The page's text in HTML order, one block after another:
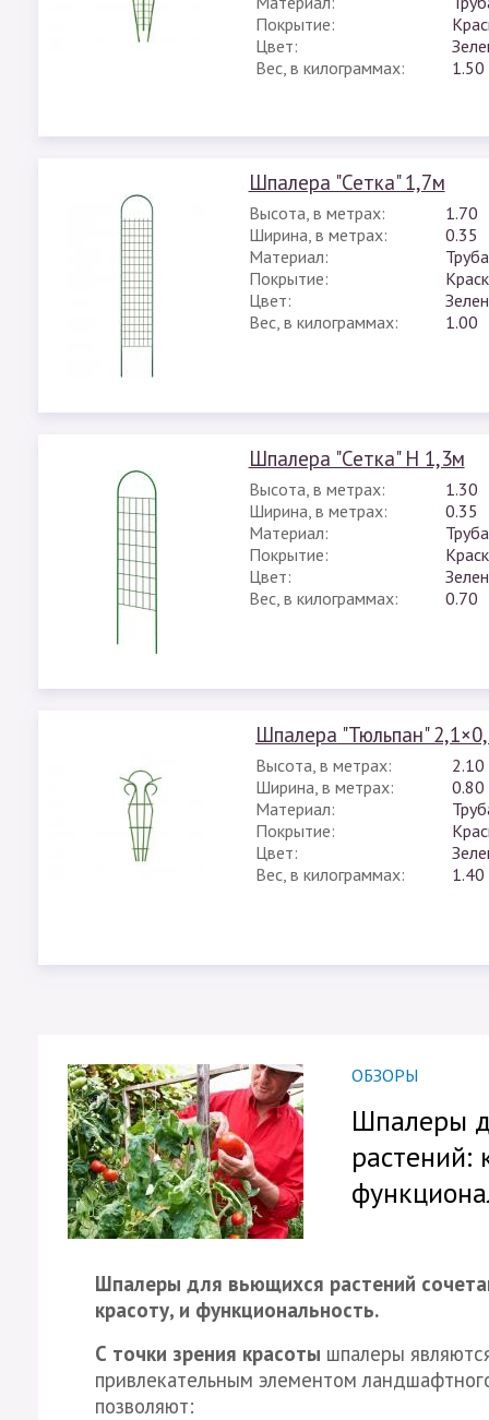
Покрытие:
Цвет:
Вес, в килограммах:
1.50
Шпалера "Сетка" 1,7м
Высота, в метрах:
1.70
Ширина, в метрах:
0.35
Материал:
Покрытие:
Цвет:
Вес, в килограммах:
1.00
Шпалера "Сетка" H 1,3м
Высота, в метрах:
1.30
Ширина, в метрах:
0.35
Материал:
Покрытие:
Цвет:
Вес, в килограммах:
0.70
Шпалера "Тюльпан"
Высота, в метрах:
2.10
Ширина, в метрах:
0.80
Материал:
Покрытие:
Цвет:
Вес, в килограммах:
1.40
ОБЗОРЫ
Шпалеры
растений:
Шпалеры для вьющихся растений
красоту, и функциональность.
С точки зрения красоты шпалеры
привлекательным элементом
позволяют: